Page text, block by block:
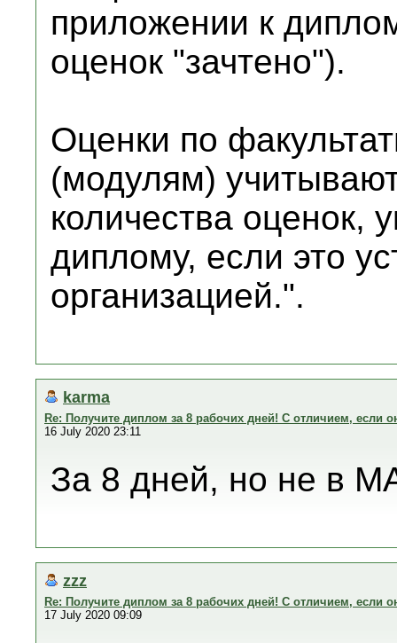
приложении к
оценок "зачтено").
Оценки по
(модулям)
количества оценок,
диплому, если это
организацией.".
karma
Re: Получите диплом за 8 рабочих дней! С отличием, если
16 July 2020 23:11
За 8 дней, но не в
zzz
Re: Получите диплом за 8 рабочих дней! С отличием, если
17 July 2020 09:09